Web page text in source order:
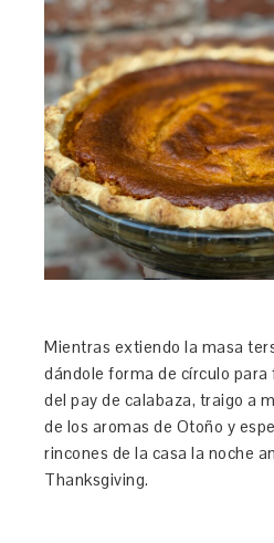
Mientras extiendo la masa
dándole forma de círculo
del pay de calabaza, traigo a
de los aromas de Otoño y
rincones de la casa la noche
Thanksgiving.